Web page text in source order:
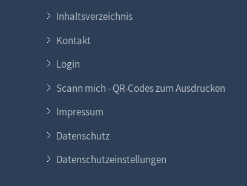
Inhaltsverzeichnis
Kontakt
Login
Scann mich - QR-Codes zum Ausdrucken
Impressum
Datenschutz
Datenschutzeinstellungen